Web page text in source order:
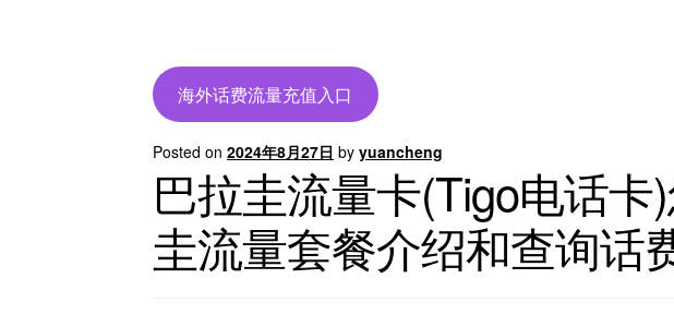
海外话费流量充值入口
Posted on2024年8月27日 byyuancheng
巴拉圭流量卡(Tigo电话
圭流量套餐介绍和查询话